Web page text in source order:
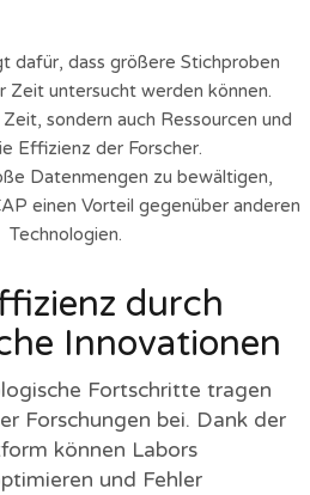
dafür, dass größere Stichproben
Zeit untersucht werden können.
sondern auch Ressourcen und
Effizienz der Forscher.
Datenmengen zu bewältigen,
einen Vorteil gegenüber anderen
Technologien.
durch
Innovationen
Fortschritte tragen
Forschungen bei. Dank der
können Labors
und Fehler